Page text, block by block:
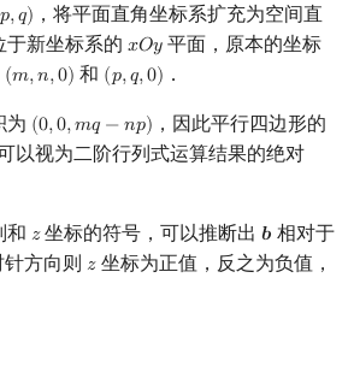
𝑝,𝑞) ，将平面直角坐标系扩充为空间直
于新坐标系的 𝑥𝑂𝑦
xOy 平面，原本的坐标
(𝑚,𝑛,0)
(m,n,0) 和 (𝑝,𝑞,0)
(p,q,0) ．
为 (0,0,𝑚𝑞−𝑛𝑝)
(0,0,mq−np)
，因此平行四边形的
可以视为二阶行列式运算结果的绝对
和 𝑧
z坐标的符号，可以推断出𝒃
b 相对于
方向则 𝑧
z坐标为正值，反之为负值，